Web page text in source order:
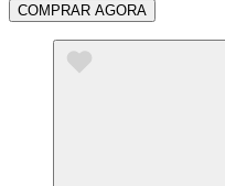
COMPRAR AGORA